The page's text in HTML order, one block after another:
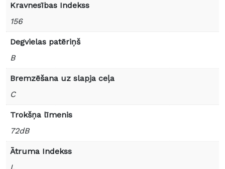
Kravnesības Indekss
156
Degvielas patēriņš
B
Bremzēšana uz slapja ceļa
C
Trokšņa līmenis
72dB
Ātruma Indekss